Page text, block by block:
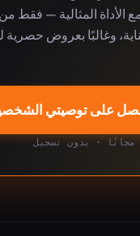
الأداة المثالية — فقط
وغالبًا بعروض
على توصيتي